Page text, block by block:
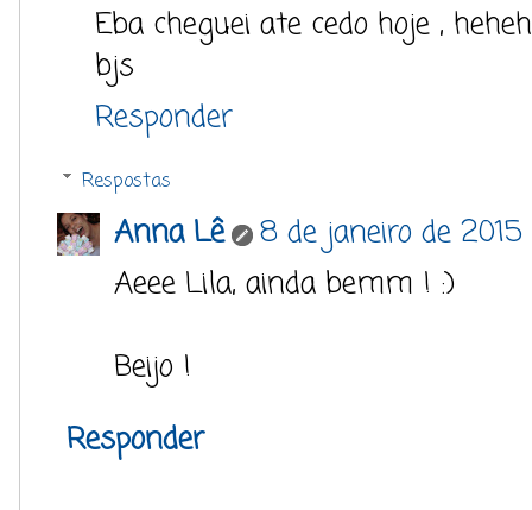
Eba cheguei ate cedo hoje ,
bjs
Responder
Respostas
Anna Lê
8 de janeiro de 2015
Aeee Lila, ainda bemm ! :)
Beijo !
Responder